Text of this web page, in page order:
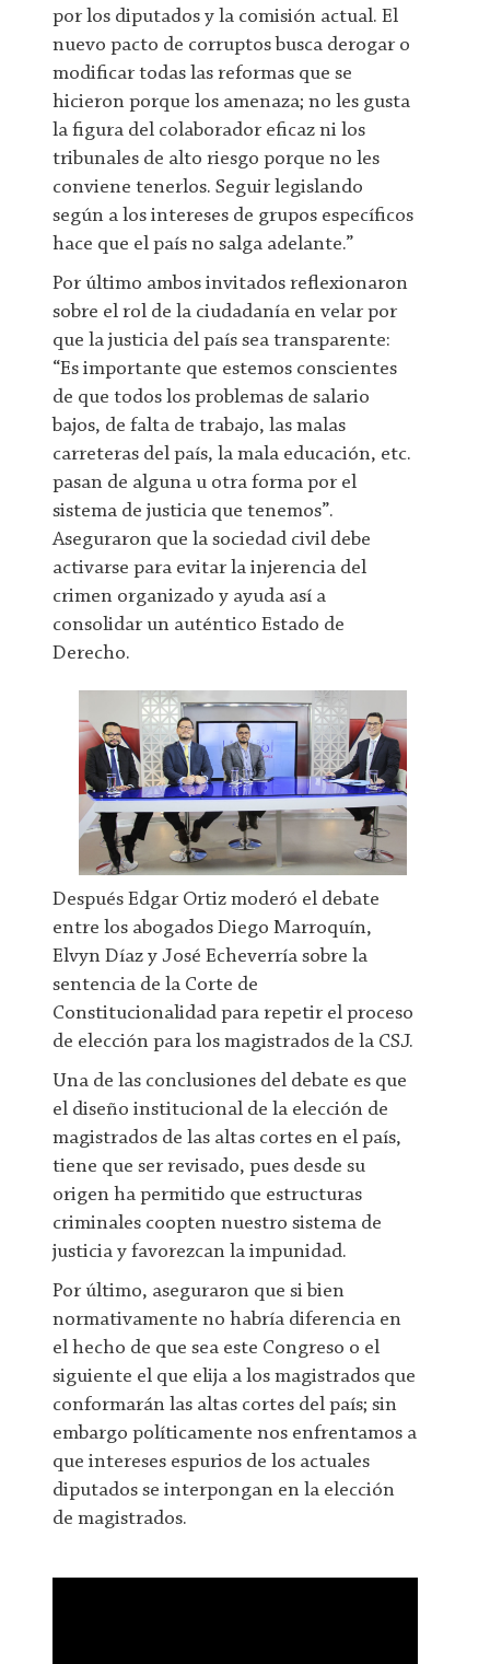
por los diputados y la comisión actual. El
nuevo pacto de corruptos busca derogar o
modificar todas las reformas que se
hicieron porque los amenaza; no les gusta
la figura del colaborador eficaz ni los
tribunales de alto riesgo porque no les
conviene tenerlos. Seguir legislando
según a los intereses de grupos específicos
hace que el país no salga adelante.”
Por último ambos invitados reflexionaron
sobre el rol de la ciudadanía en velar por
que la justicia del país sea transparente:
“Es importante que estemos conscientes
de que todos los problemas de salario
bajos, de falta de trabajo, las malas
carreteras del país, la mala educación, etc.
pasan de alguna u otra forma por el
sistema de justicia que tenemos”.
Aseguraron que la sociedad civil debe
activarse para evitar la injerencia del
crimen organizado y ayuda así a
consolidar un auténtico Estado de
Derecho.
Después Edgar Ortiz moderó el debate
entre los abogados Diego Marroquín,
Elvyn Díaz y José Echeverría sobre la
sentencia de la Corte de
Constitucionalidad para repetir el proceso
de elección para los magistrados de la CSJ.
Una de las conclusiones del debate es que
el diseño institucional de la elección de
magistrados de las altas cortes en el país,
tiene que ser revisado, pues desde su
origen ha permitido que estructuras
criminales coopten nuestro sistema de
justicia y favorezcan la impunidad.
Por último, aseguraron que si bien
normativamente no habría diferencia en
el hecho de que sea este Congreso o el
siguiente el que elija a los magistrados que
conformarán las altas cortes del país; sin
embargo políticamente nos enfrentamos a
que intereses espurios de los actuales
diputados se interpongan en la elección
de magistrados.